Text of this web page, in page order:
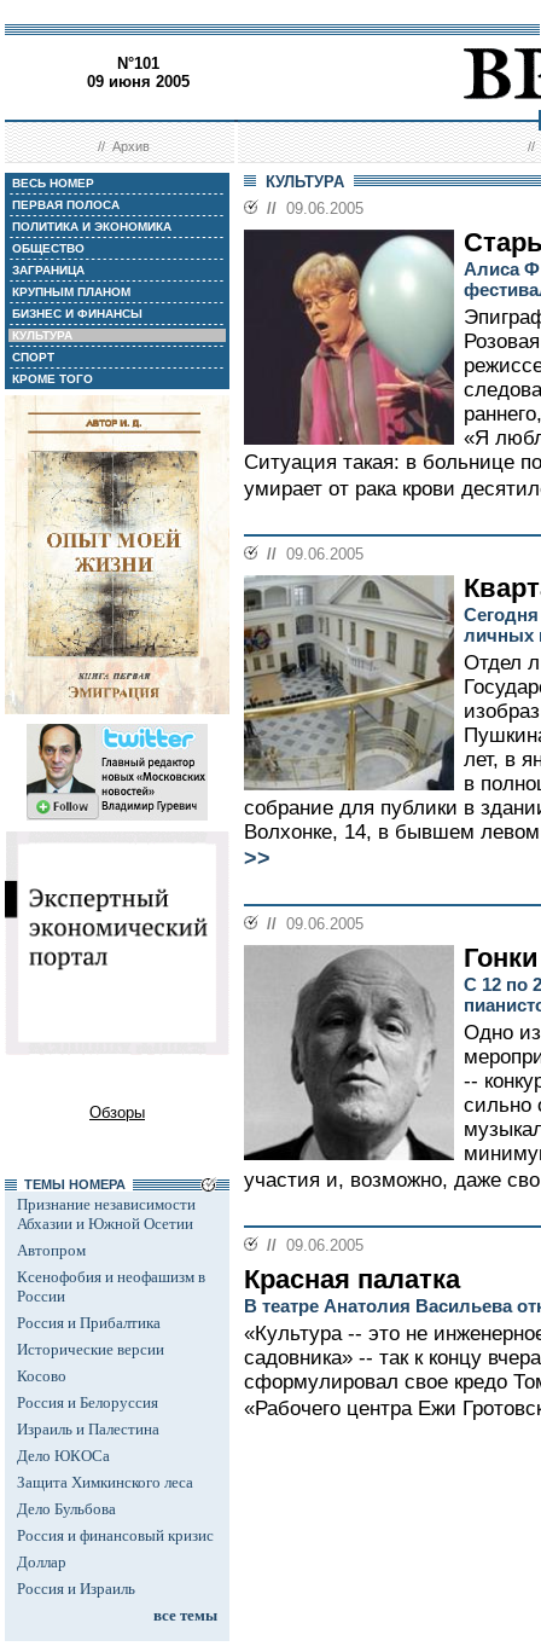
N°101
09 июня 2005
//Архив //
ВЕСЬ НОМЕР
ПЕРВАЯ ПОЛОСА
ПОЛИТИКА И ЭКОНОМИКА
ОБЩЕСТВО
ЗАГРАНИЦА
КРУПНЫМ ПЛАНОМ
БИЗНЕС И ФИНАНСЫ
КУЛЬТУРА
СПОРТ
КРОМЕ ТОГО
Обзоры
ТЕМЫ НОМЕРА
Признание независимости
Абхазии и Южной Осетии
Автопром
Ксенофобия и неофашизм в
России
Россия и Прибалтика
Исторические версии
Косово
Россия и Белоруссия
Израиль и Палестина
Дело ЮКОСа
Защита Химкинского леса
Дело Бульбова
Россия и финансовый кризис
Доллар
Россия и Израиль
все темы
КУЛЬТУРА
// 09.06.2005
Алиса
«Я
Ситуация такая: в больнице
умирает от рака крови
// 09.06.2005
личных
Отдел
лет, в
в
собрание для публики в
Волхонке, 14, в бывшем
>>
// 09.06.2005
С 12 по
Одно
--
сильно
участия и, возможно, даже
// 09.06.2005
Красная палатка
В театре Анатолия Васильева
«Культура -- это не
садовника» -- так к концу
сформулировал свое кредо
«Рабочего центра Ежи